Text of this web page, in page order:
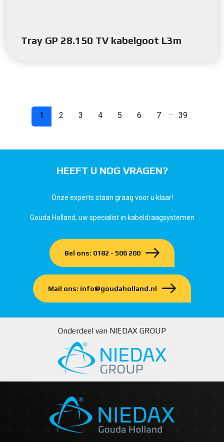
Tray GP 28.150 TV kabelgoot L3m
1 2 3 4 5 6 7 39
HEEFT U NOG VRAGEN?
Onze experts staan graag voor u klaar!
Gouda Holland, uw specialist in kabeldraagsystemen
Bel ons: 0182 - 506 200
Mail ons: info@goudaholland.nl
Onderdeel van NIEDAX GROUP